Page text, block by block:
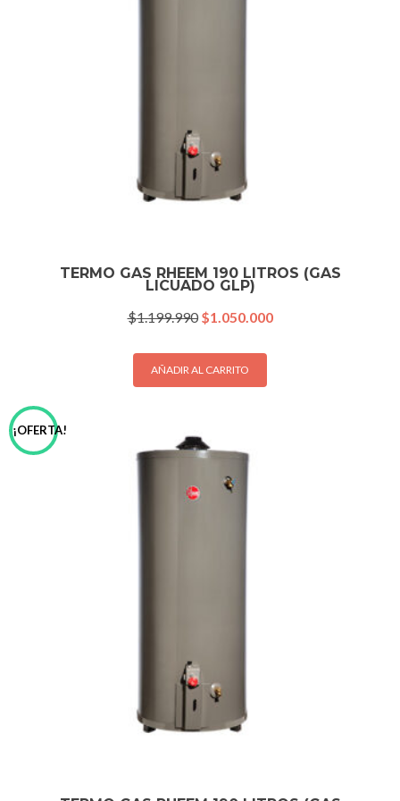
TERMO GAS RHEEM 190 LITROS (GAS
LICUADO GLP)
$1.199.990 El
original
era:
$1.199.990.
$1.050.000El
AÑADIR AL CARRITO
¡OFERTA!